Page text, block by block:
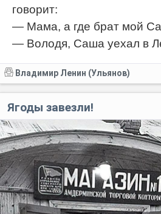
говорит:
— Мама, а где брат мой
— Володя, Саша уехал в
Владимир Ленин (Ульянов)
Ягоды завезли!